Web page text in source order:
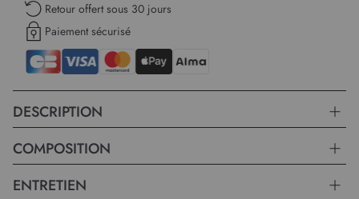
Retour offert sous 30 jours
Paiement sécurisé
DESCRIPTION
COMPOSITION
ENTRETIEN